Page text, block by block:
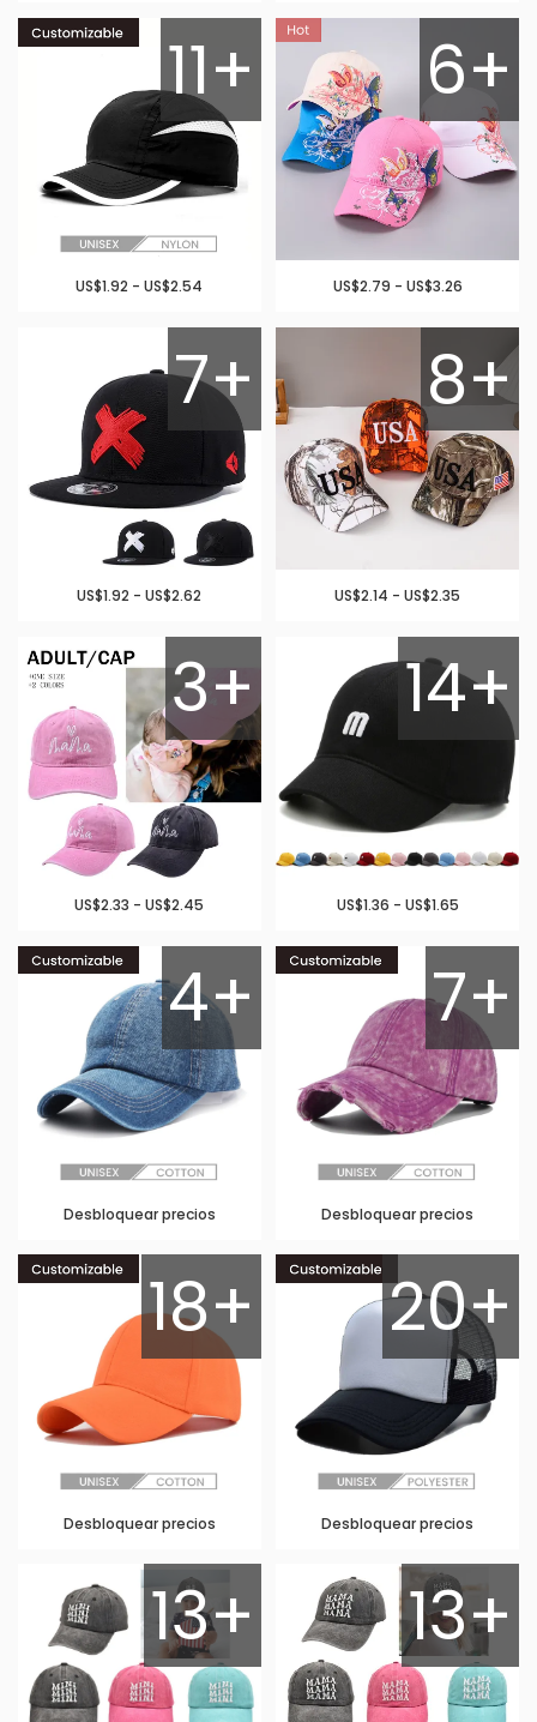
11+
US$1.92 - US$2.54
6+
US$2.79 - US$3.26
7+
US$1.92 - US$2.62
8+
US$2.14 - US$2.35
3+
US$2.33 - US$2.45
14+
US$1.36 - US$1.65
4+
Desbloquear precios
7+
Desbloquear precios
18+
Desbloquear precios
20+
Desbloquear precios
13+ 13+